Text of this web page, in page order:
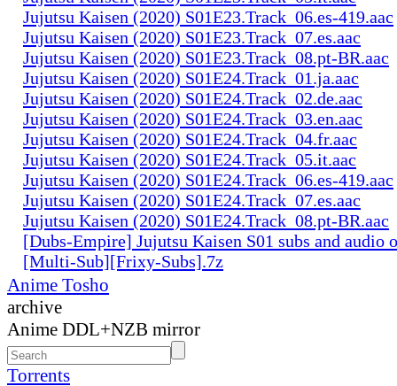
Jujutsu Kaisen (2020) S01E23.Track_06.es-419.aac
Jujutsu Kaisen (2020) S01E23.Track_07.es.aac
Jujutsu Kaisen (2020) S01E23.Track_08.pt-BR.aac
Jujutsu Kaisen (2020) S01E24.Track_01.ja.aac
Jujutsu Kaisen (2020) S01E24.Track_02.de.aac
Jujutsu Kaisen (2020) S01E24.Track_03.en.aac
Jujutsu Kaisen (2020) S01E24.Track_04.fr.aac
Jujutsu Kaisen (2020) S01E24.Track_05.it.aac
Jujutsu Kaisen (2020) S01E24.Track_06.es-419.aac
Jujutsu Kaisen (2020) S01E24.Track_07.es.aac
Jujutsu Kaisen (2020) S01E24.Track_08.pt-BR.aac
[Dubs-Empire] Jujutsu Kaisen S01 subs and
[Multi-Sub][Frixy-Subs].7z
Anime Tosho
archive
Anime DDL+NZB mirror
Torrents